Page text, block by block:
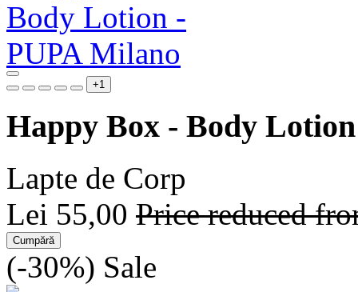
+1
Happy Box - Body Lotion
Lapte de Corp
Lei 55,00 Price reduced
Cumpără
(-30%) Sale